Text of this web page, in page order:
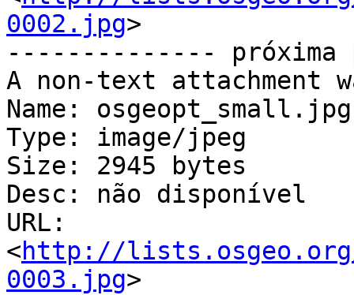
0002.jpg>
--------------
A non-text attachment
Name: osgeopt_small.jpg
Type: image/jpeg
Size: 2945 bytes
Desc: não disponível
URL:
<http://lists.osgeo.org/
0003.jpg